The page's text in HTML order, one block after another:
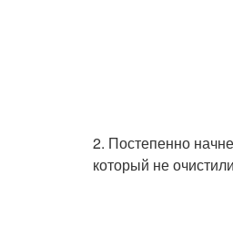
2. Постепенно
который не